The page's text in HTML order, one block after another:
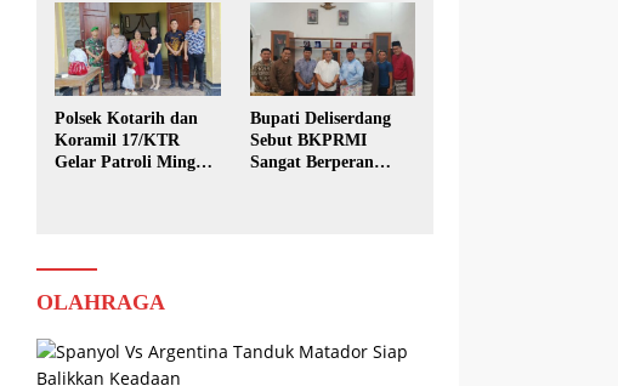
Polsek Kotarih dan
Koramil 17/KTR
Gelar Patroli Minggu
Bupati Deliserdang
Sebut BKPRMI
Sangat Berperan
OLAHRAGA